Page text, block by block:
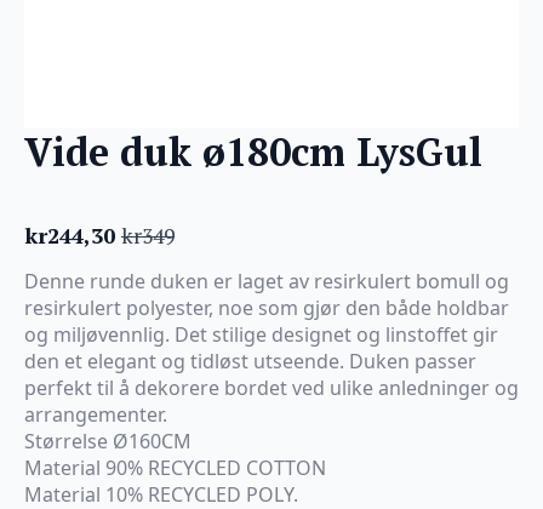
Vide duk ø180cm LysGul
kr349
Opprinnelig
pris
var:
kr349.
kr244,30
Nåværende
pris
er:
kr244,30.
Denne runde duken er laget av resirkulert bomull og
resirkulert polyester, noe som gjør den både holdbar
og miljøvennlig. Det stilige designet og linstoffet gir
den et elegant og tidløst utseende. Duken passer
perfekt til å dekorere bordet ved ulike anledninger og
arrangementer.
Størrelse Ø160CM
Material 90% RECYCLED COTTON
Material 10% RECYCLED POLY.